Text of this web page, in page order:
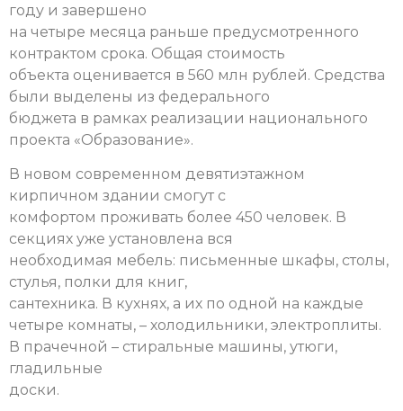
году и завершено
на четыре месяца раньше предусмотренного
контрактом срока. Общая стоимость
объекта оценивается в 560 млн рублей. Средства
были выделены из федерального
бюджета в рамках реализации национального
проекта «Образование».
В новом современном девятиэтажном
кирпичном здании смогут с
комфортом проживать более 450 человек. В
секциях уже установлена вся
необходимая мебель: письменные шкафы, столы,
стулья, полки для книг,
сантехника. В кухнях, а их по одной на каждые
четыре комнаты, – холодильники, электроплиты.
В прачечной – стиральные машины, утюги,
гладильные
доски.